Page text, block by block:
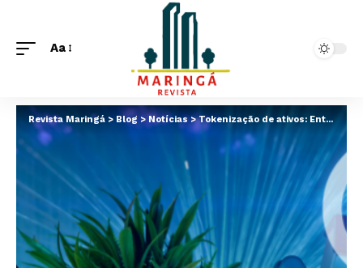
Aa
Revista Maringá > Blog > Notícias>Tokenização de ativos: Entenda como o futuro da propriedade digital simboliza uma mudança tecnológica no mercado financeiro e imobiliário